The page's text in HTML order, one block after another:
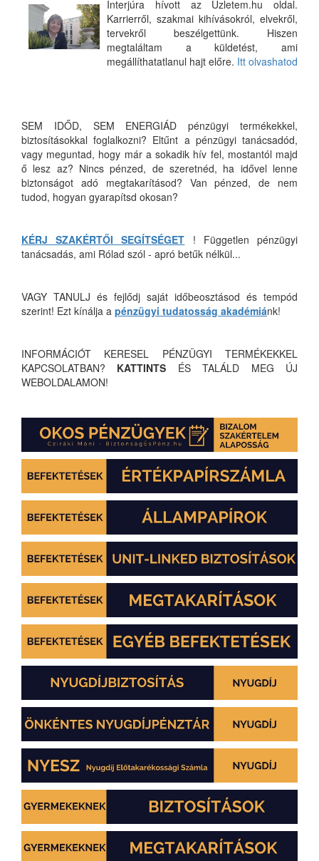
Interjúra hívott az Üzletem.hu oldal.
Karrierről, szakmai kihívásokról, elvekről,
tervekről beszélgettünk. Hiszen
megtaláltam a küldetést, ami
megállíthatatlanul hajt előre. Itt olvashatod
SEM IDŐD, SEM ENERGIÁD pénzügyi termékekkel,
biztosításokkal foglalkozni? Eltűnt a pénzügyi tanácsadód,
vagy meguntad, hogy már a sokadik hív fel, mostantól majd
ő lesz az? Nincs pénzed, de szeretnéd, ha idővel lenne
biztonságot adó megtakarításod? Van pénzed, de nem
tudod, hogyan gyarapítsd okosan?
KÉRJ SZAKÉRTŐI SEGÍTSÉGET ! Független pénzügyi
tanácsadás, ami Rólad szól - apró betűk nélkül...
VAGY TANULJ és fejlődj saját időbeosztásod és tempód
szerint! Ezt kínálja a pénzügyi tudatosság akadémiánk!
INFORMÁCIÓT KERESEL PÉNZÜGYI TERMÉKEKKEL
KAPCSOLATBAN? KATTINTS ÉS TALÁLD MEG ÚJ
WEBOLDALAMON!